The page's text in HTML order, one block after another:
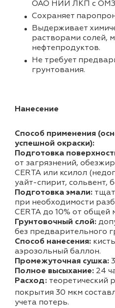
ОАО НИИ ЛКП с ОМЗ
Cохраняет
Выдерживает
растворами солей,
нефтепродуктов.
Не требует
грунтования.
Нанесение
Способ применения
успешной окраски):
Подготовка
от загрязнений,
CERTA или ксилол
уайт-спирит, сольвент,
Подготовка эмали:
при необходимости
CERTA до 10% от общей
Грунтовочный слой:
без предварительного
Способ нанесения:
аэрозольный баллон.
Промежуточная сушка:
Полное высыхание: 24
Расход: теоретический
покрытия 30 мкм
учета потерь.